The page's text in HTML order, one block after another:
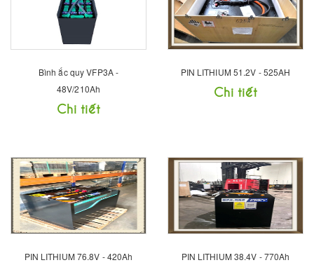
Bình ắc quy VFP3A -
48V/210Ah
Chi tiết
PIN LITHIUM 51.2V - 525AH
Chi tiết
PIN LITHIUM 76.8V - 420Ah PIN LITHIUM 38.4V - 770Ah